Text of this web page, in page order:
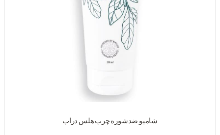
شامپو ضدشوره چرب هلس دراپ